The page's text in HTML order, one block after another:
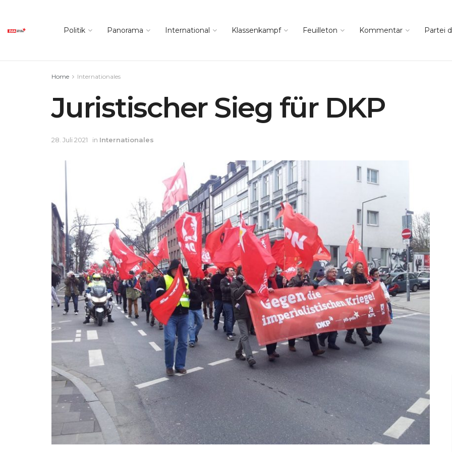
Politik Panorama International Klassenkampf Feuilleton Kommentar Partei
Home Internationales
Juristischer Sieg für DKP
28. Juli 2021 in Internationales